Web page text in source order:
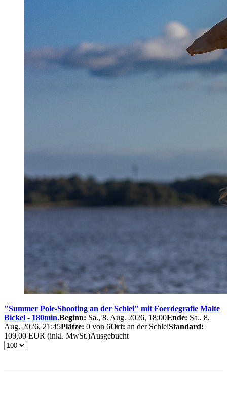
"Summer Pole-Shooting an der Schlei" mit Foerdegrafie Malte
Bickel - 180min.Beginn: Sa., 8. Aug. 2026, 18:00Ende: Sa., 8.
Aug. 2026, 21:45Plätze: 0 von 6Ort: an der SchleiStandard:
109,00 EUR (inkl. MwSt.)Ausgebucht